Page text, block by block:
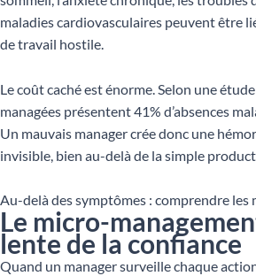
maladies cardiovasculaires peuvent être
de travail hostile.
Le coût caché est énorme. Selon une
managées présentent 41% d’absences
Un mauvais manager crée donc une
invisible, bien au-delà de la simple
Au-delà des symptômes : comprendre les
Le micro-
lente de la confiance
Quand un manager surveille chaque